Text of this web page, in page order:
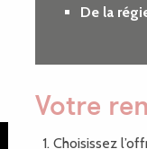
De la
Votre
Choisissez